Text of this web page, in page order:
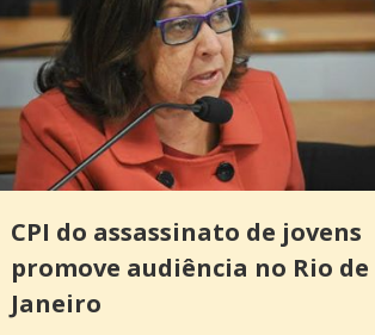
CPI do assassinato de jovens
promove audiência no Rio de
Janeiro